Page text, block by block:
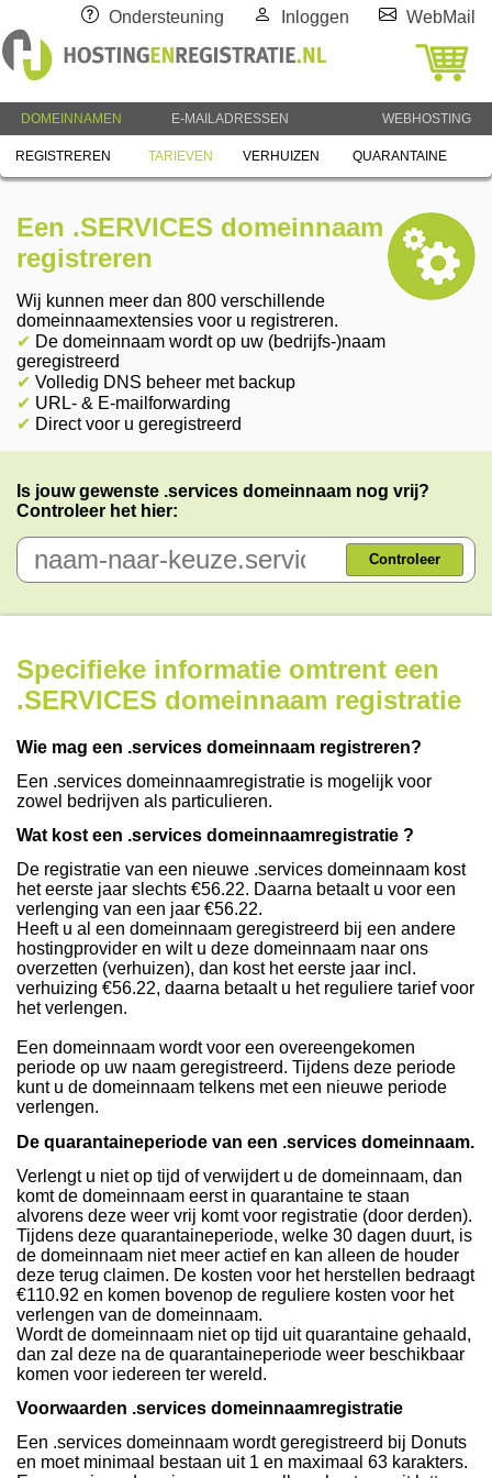
Ondersteuning Inloggen WebMail
DOMEINNAMEN E-MAILADRESSEN WEBHOSTING
REGISTREREN TARIEVEN VERHUIZEN QUARANTAINE
Een .SERVICES domeinnaam
registreren
Wij kunnen meer dan 800 verschillende
domeinnaamextensies voor u registreren.
✔ De domeinnaam wordt op uw (bedrijfs-)naam
geregistreerd
✔ Volledig DNS beheer met backup
✔ URL- & E-mailforwarding
✔ Direct voor u geregistreerd
Is jouw gewenste .services domeinnaam nog vrij?
Controleer het hier:
Controleer
Specifieke informatie omtrent een
.SERVICES domeinnaam registratie
Wie mag een .services domeinnaam registreren?
Een .services domeinnaamregistratie is mogelijk voor
zowel bedrijven als particulieren.
Wat kost een .services domeinnaamregistratie ?
De registratie van een nieuwe .services domeinnaam kost
het eerste jaar slechts €56.22. Daarna betaalt u voor een
verlenging van een jaar €56.22.
Heeft u al een domeinnaam geregistreerd bij een andere
hostingprovider en wilt u deze domeinnaam naar ons
overzetten (verhuizen), dan kost het eerste jaar incl.
verhuizing €56.22, daarna betaalt u het reguliere tarief voor
het verlengen.
Een domeinnaam wordt voor een overeengekomen
periode op uw naam geregistreerd. Tijdens deze periode
kunt u de domeinnaam telkens met een nieuwe periode
verlengen.
De quarantaineperiode van een .services domeinnaam.
Verlengt u niet op tijd of verwijdert u de domeinnaam, dan
komt de domeinnaam eerst in quarantaine te staan
alvorens deze weer vrij komt voor registratie (door derden).
Tijdens deze quarantaineperiode, welke 30 dagen duurt, is
de domeinnaam niet meer actief en kan alleen de houder
deze terug claimen. De kosten voor het herstellen bedraagt
€110.92 en komen bovenop de reguliere kosten voor het
verlengen van de domeinnaam.
Wordt de domeinnaam niet op tijd uit quarantaine gehaald,
dan zal deze na de quarantaineperiode weer beschikbaar
komen voor iedereen ter wereld.
Voorwaarden .services domeinnaamregistratie
Een .services domeinnaam wordt geregistreerd bij Donuts
en moet minimaal bestaan uit 1 en maximaal 63 karakters.